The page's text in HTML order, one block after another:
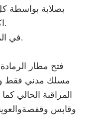
بصلابة بواسطة
اكبر تهديد حاليا الارهاب.
– – في المساجد لا للسياسة.
مسلك مدني فقط
المراقبة الحالي
وقابس